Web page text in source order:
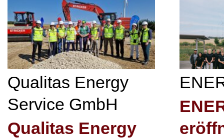
Qualitas Energy
Service GmbH
Qualitas Energy